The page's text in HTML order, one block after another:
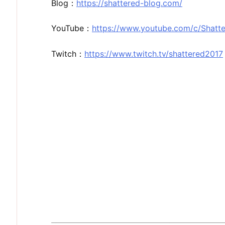
Blog： https://shattered-blog.com/
YouTube： https://www.youtube.com/c/
Twitch： https://www.twitch.tv/shattered2017